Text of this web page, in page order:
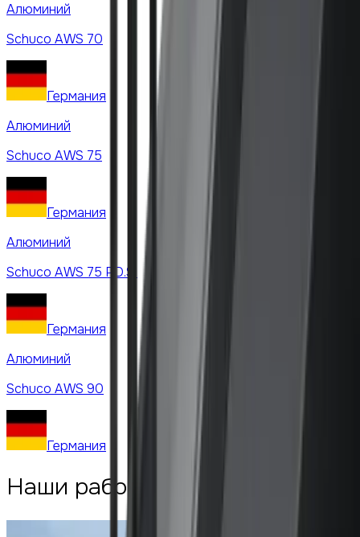
Алюминий
Schuco AWS 70
Германия
Алюминий
Schuco AWS 75
Германия
Алюминий
Schuco AWS 75 PD.SI
Германия
Алюминий
Schuco AWS 90
Германия
Наши работы